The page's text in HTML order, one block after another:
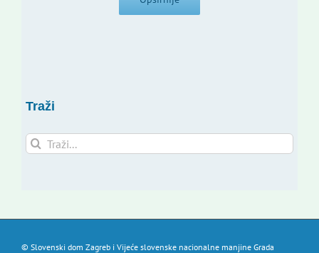
Traži
Traži...
© Slovenski dom Zagreb i Vijeće slovenske nacionalne manjine Grada